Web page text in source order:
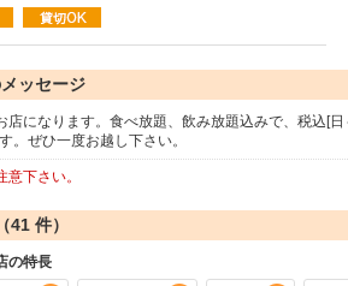
ッセージ
店になります。食べ放題、飲み放題込みで、税込
。ぜひ一度お越し下さい。
下さい。
41 件）
の特長